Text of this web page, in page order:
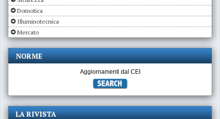
Domotica
Illuminotecnica
Mercato
NORME
Aggiornamenti dal CEI
LA RIVISTA